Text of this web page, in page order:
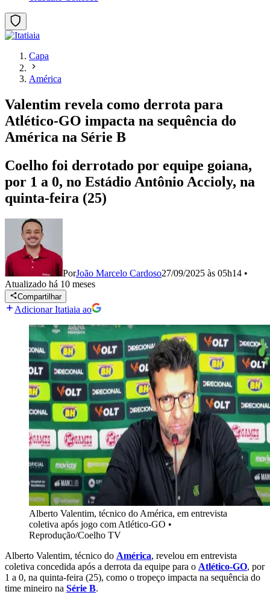
Capa
América
Valentim revela como derrota para
Atlético-GO impacta na sequência do
América na Série B
Coelho foi derrotado por equipe goiana,
por 1 a 0, no Estádio Antônio Accioly, na
quinta-feira (25)
PorJoão Marcelo Cardoso27/09/2025 às 05h14 •
Atualizado há 10 meses
Compartilhar
Adicionar Itatiaia ao
Alberto Valentim, técnico do América, em entrevista
coletiva após jogo com Atlético-GO •
Reprodução/Coelho TV
Alberto Valentim, técnico do América, revelou em entrevista
coletiva concedida após a derrota da equipe para o Atlético-GO, por
1 a 0, na quinta-feira (25), como o tropeço impacta na sequência do
time mineiro na Série B.